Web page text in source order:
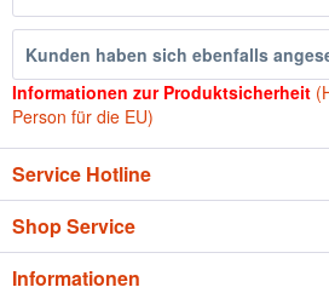
Kunden haben sich ebenfalls
Informationen zur Produktsicherheit
Person für die EU)
Service Hotline
Shop Service
Informationen